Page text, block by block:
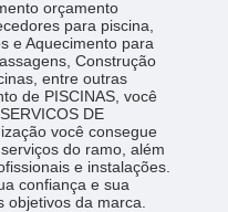
orçamento
para piscina,
e Aquecimento para
Construção
entre outras
de PISCINAS, você
DE
você consegue
do ramo, além
e instalações.
confiança e sua
da marca.